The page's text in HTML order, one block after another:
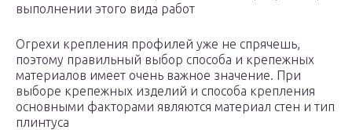
выполнении этого вида работ
Огрехи крепления профилей уже не спрячешь,
поэтому правильный выбор способа и крепежных
материалов имеет очень важное значение. При
выборе крепежных изделий и способа крепления
основными факторами являются материал стен и тип
плинтуса